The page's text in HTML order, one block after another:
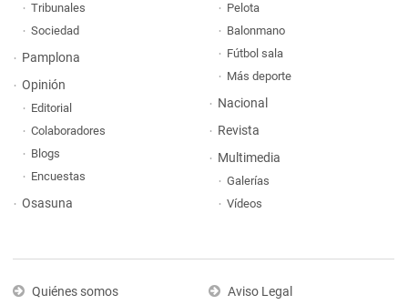
Tribunales
Sociedad
Pamplona
Opinión
Editorial
Colaboradores
Blogs
Encuestas
Osasuna
Pelota
Balonmano
Fútbol sala
Más deporte
Nacional
Revista
Multimedia
Galerías
Vídeos
Quiénes somos Aviso Legal